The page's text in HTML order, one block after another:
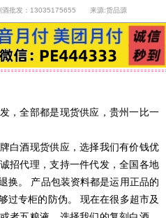
批发：13035175655 来源:货品源
，全部都是现货供应，贵州一比一
白酒现货供应，选择我们有价钱优
招代理，支持一件代发，全国各地
换。 产品包装资料都是运用正品的
过专柜的防伪。 现在在很多超市及